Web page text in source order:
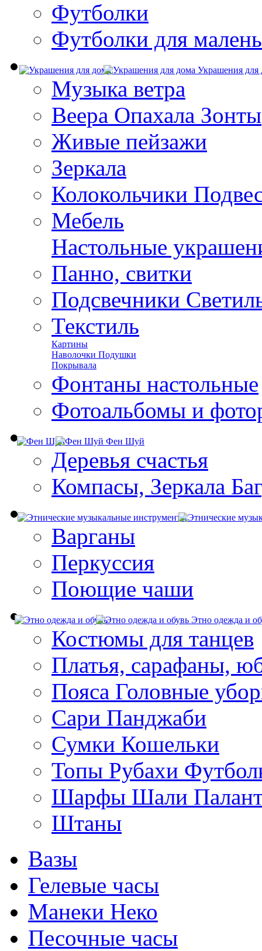
Футболки
Футболки для
Украшения для
Музыка ветра
Веера Опахала Зонты
Живые пейзажи
Зеркала
Колокольчики
Мебель
Настольные
Панно, свитки
Подсвечники
Текстиль
Картины
Наволочки Подушки
Покрывала
Фонтаны настольные
Фотоальбомы и
Фен Шуй
Деревья счастья
Компасы, Зеркала
Варганы
Перкуссия
Поющие чаши
Этно одежда и
Костюмы для танцев
Платья, сарафаны,
Пояса Головные
Сари Панджаби
Сумки Кошельки
Топы Рубахи
Шарфы Шали
Штаны
Вазы
Гелевые часы
Манеки Неко
Песочные часы